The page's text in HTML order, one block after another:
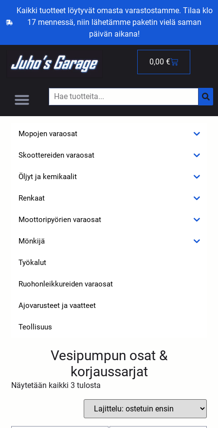
Kaikki tuotteet löytyvät omasta varastostamme. Tilaa klo
17 mennessä, niin lähetämme paketin vielä saman
päivän aikana!
0,00 €
Mopojen varaosat
Skoottereiden varaosat
Öljyt ja kemikaalit
Renkaat
Moottoripyörien varaosat
Mönkijä
Työkalut
Ruohonleikkureiden varaosat
Ajovarusteet ja vaatteet
Teollisuus
Vesipumpun osat &
korjaussarjat
Näytetään kaikki 3 tulosta